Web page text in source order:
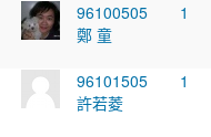
96100505
鄭 童
1
96101505
許若菱
1